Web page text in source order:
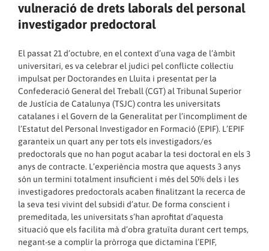
vulneració de drets laborals del personal
investigador predoctoral
El passat 21 d’octubre, en el context d’una vaga de l’àmbit
universitari, es va celebrar el judici pel conflicte col·lectiu
impulsat per Doctorandes en Lluita i presentat per la
Confederació General del Treball (CGT) al Tribunal Superior
de Justícia de Catalunya (TSJC) contra les universitats
catalanes i el Govern de la Generalitat per l’incompliment de
l’Estatut del Personal Investigador en Formació (EPIF). L’EPIF
garanteix un quart any per tots els investigadors/es
predoctorals que no han pogut acabar la tesi doctoral en els 3
anys de contracte. L’experiència mostra que aquests 3 anys
són un termini totalment insuficient i més del 50% dels i les
investigadores predoctorals acaben finalitzant la recerca de
la seva tesi vivint del subsidi d’atur. De forma conscient i
premeditada, les universitats s’han aprofitat d’aquesta
situació que els facilita mà d’obra gratuïta durant cert temps,
negant-se a complir la pròrroga que dictamina l’EPIF,